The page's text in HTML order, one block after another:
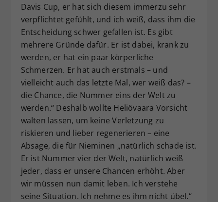
Davis Cup, er hat sich diesem immerzu sehr
verpflichtet gefühlt, und ich weiß, dass ihm die
Entscheidung schwer gefallen ist. Es gibt
mehrere Gründe dafür. Er ist dabei, krank zu
werden, er hat ein paar körperliche
Schmerzen. Er hat auch erstmals – und
vielleicht auch das letzte Mal, wer weiß das? –
die Chance, die Nummer eins der Welt zu
werden.“ Deshalb wollte Heliövaara Vorsicht
walten lassen, um keine Verletzung zu
riskieren und lieber regenerieren – eine
Absage, die für Nieminen „natürlich schade ist.
Er ist Nummer vier der Welt, natürlich weiß
jeder, dass er unsere Chancen erhöht. Aber
wir müssen nun damit leben. Ich verstehe
seine Situation. Ich nehme es ihm nicht übel.“